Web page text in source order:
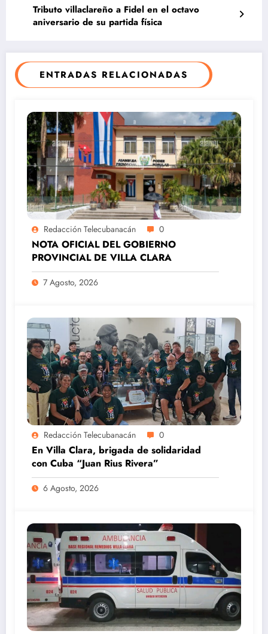
Tributo villaclareño a Fidel en el octavo
aniversario de su partida física
ENTRADAS RELACIONADAS
Redacción Telecubanacán 0
NOTA OFICIAL DEL GOBIERNO
PROVINCIAL DE VILLA CLARA
7 Agosto, 2026
Redacción Telecubanacán 0
En Villa Clara, brigada de solidaridad
con Cuba “Juan Rius Rivera”
6 Agosto, 2026